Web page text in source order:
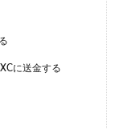
に送金する